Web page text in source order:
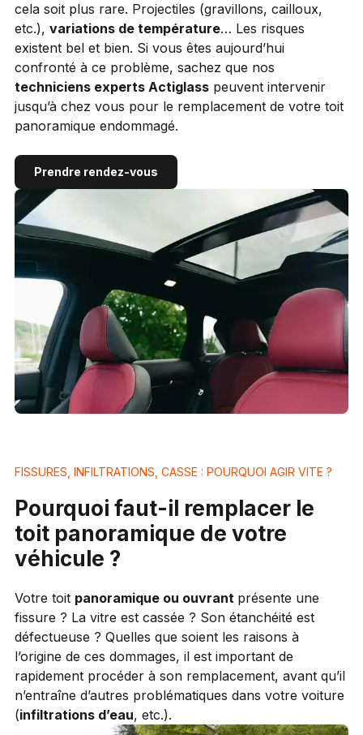
cela soit plus rare. Projectiles (gravillons, cailloux,
etc.), variations de température… Les risques
existent bel et bien. Si vous êtes aujourd’hui
confronté à ce problème, sachez que nos
techniciens experts Actiglass peuvent intervenir
jusqu’à chez vous pour le remplacement de votre toit
panoramique endommagé.
Prendre rendez-vous
FISSURES, INFILTRATIONS, CASSE : POURQUOI AGIR VITE ?
Pourquoi faut-il remplacer le
toit panoramique de votre
véhicule ?
Votre toit panoramique ou ouvrant présente une
fissure ? La vitre est cassée ? Son étanchéité est
défectueuse ? Quelles que soient les raisons à
l’origine de ces dommages, il est important de
rapidement procéder à son remplacement, avant qu’il
n’entraîne d’autres problématiques dans votre voiture
(infiltrations d’eau, etc.).